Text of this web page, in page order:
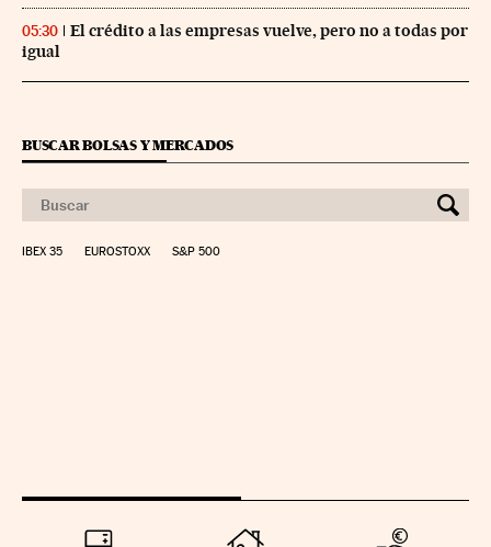
05:30
El crédito a las empresas vuelve, pero no a todas por
igual
BUSCAR BOLSAS Y MERCADOS
IBEX 35 EUROSTOXX S&P 500